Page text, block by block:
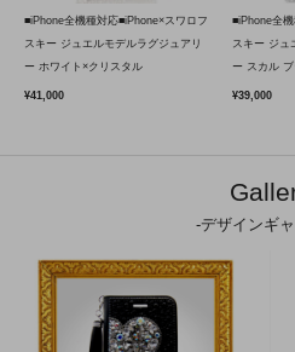
■iPhone全機種対応■iPhone×スワロフ
スキー ジュエルモデルラグジュアリ
ー ホワイト×クリスタル
¥41,000
■iPhone全
スキー ジュ
ー スカル
¥39,000
-デザインギ